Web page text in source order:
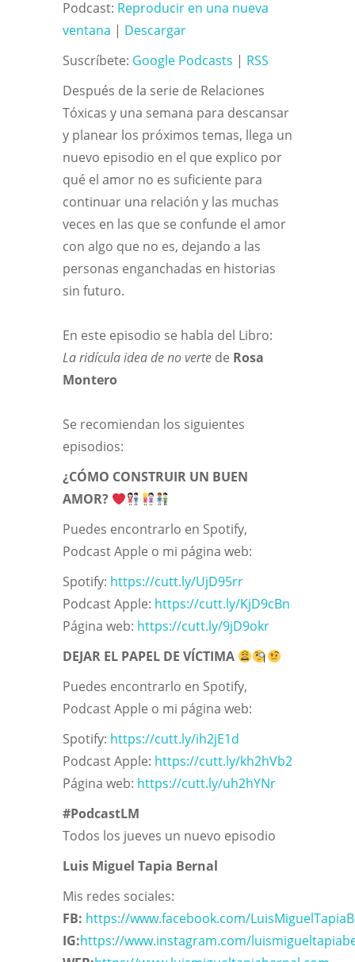
Podcast: Reproducir en una nueva
ventana | Descargar
Suscríbete: Google Podcasts | RSS
Después de la serie de Relaciones
Tóxicas y una semana para descansar
y planear los próximos temas, llega un
nuevo episodio en el que explico por
qué el amor no es suficiente para
continuar una relación y las muchas
veces en las que se confunde el amor
con algo que no es, dejando a las
personas enganchadas en historias
sin futuro.
En este episodio se habla del Libro:
La ridícula idea de no verte de Rosa
Montero
Se recomiendan los siguientes
episodios:
¿CÓMO CONSTRUIR UN BUEN
AMOR?
Puedes encontrarlo en Spotify,
Podcast Apple o mi página web:
Spotify: https://cutt.ly/UjD95rr
Podcast Apple: https://cutt.ly/KjD9cBn
Página web: https://cutt.ly/9jD9okr
DEJAR EL PAPEL DE VÍCTIMA
Puedes encontrarlo en Spotify,
Podcast Apple o mi página web:
Spotify: https://cutt.ly/ih2jE1d
Podcast Apple: https://cutt.ly/kh2hVb2
Página web: https://cutt.ly/uh2hYNr
#PodcastLM
Todos los jueves un nuevo episodio
Luis Miguel Tapia Bernal
Mis redes sociales:
FB: https://www.facebook.com/
IG:https://www.instagram.com/